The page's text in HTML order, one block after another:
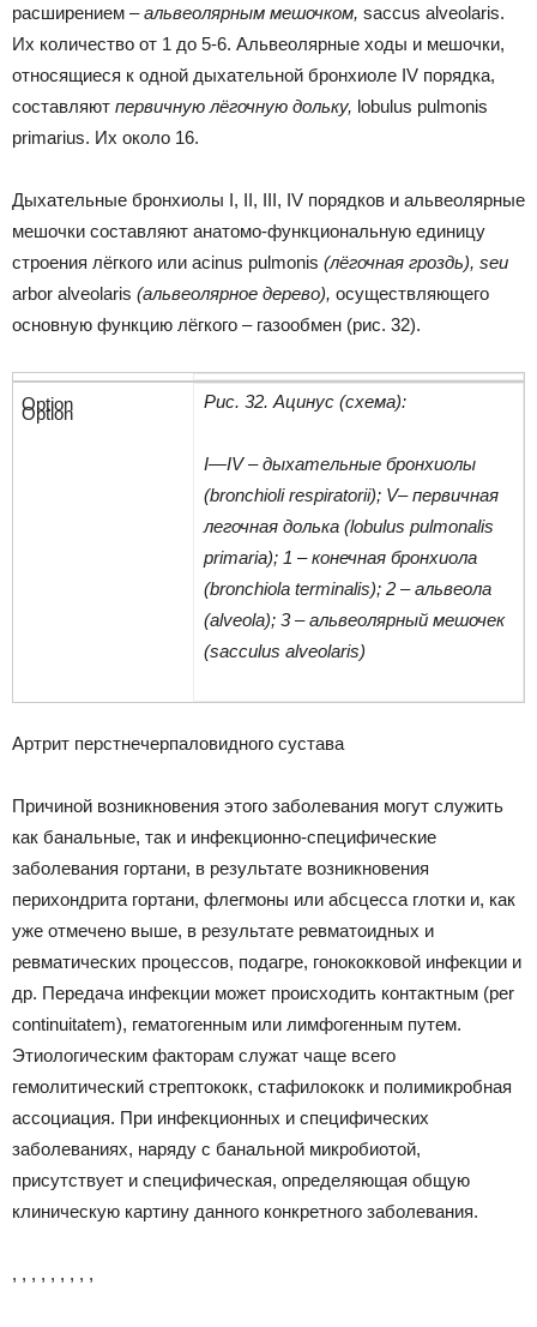
расширением –альвеолярным мешочком, saccus alveolaris.
Их количество от 1 до 5-6. Альвеолярные ходы и мешочки,
относящиеся к одной дыхательной бронхиоле IV порядка,
составляют первичную лёгочную дольку, lobulus pulmonis
primarius. Их около 16.
Дыхательные бронхиолы I, II, III, IV порядков и альвеолярные
мешочки составляют анатомо-функциональную единицу
строения лёгкого или acinus pulmonis (лёгочная гроздь), seu
arbor alveolaris (альвеолярное дерево), осуществляющего
основную функцию лёгкого – газообмен (рис. 32).
Рис. 32. Ацинус (схема):
I—IV– дыхательные бронхиолы
(bronchioli respiratorii); V–первичная
легочная долька (lobulus pulmonalis
primaria); 1 – конечная бронхиола
(bronchiola terminalis); 2 – альвеола
(alveola); 3 – альвеолярный мешочек
(sacculus alveolaris)
Артрит перстнечерпаловидного сустава
Причиной возникновения этого заболевания могут служить
как банальные, так и инфекционно-специфические
заболевания гортани, в результате возникновения
перихондрита гортани, флегмоны или абсцесса глотки и, как
уже отмечено выше, в результате ревматоидных и
ревматических процессов, подагре, гонококковой инфекции и
др. Передача инфекции может происходить контактным (per
continuitatem), гематогенным или лимфогенным путем.
Этиологическим факторам служат чаще всего
гемолитический стрептококк, стафилококк и полимикробная
ассоциация. При инфекционных и специфических
заболеваниях, наряду с банальной микробиотой,
присутствует и специфическая, определяющая общую
клиническую картину данного конкретного заболевания.
, , , , , , , , ,